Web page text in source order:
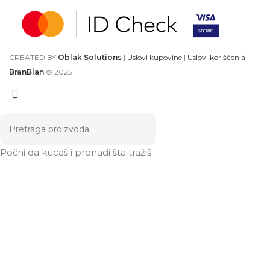
CREATED BY Oblak Solutions | Uslovi kupovine | Uslovi korišćenja
BranBlan © 2025
Počni da kucaš i pronađi šta tražiš